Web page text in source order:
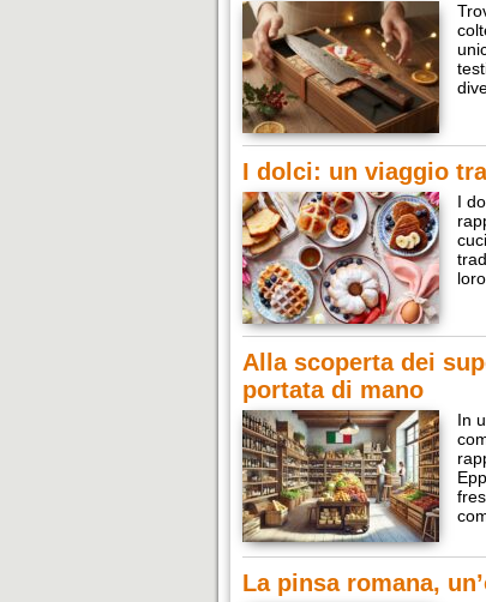
I dolci: un viaggio
I
Alla scoperta dei
portata di mano
In
La pinsa romana,